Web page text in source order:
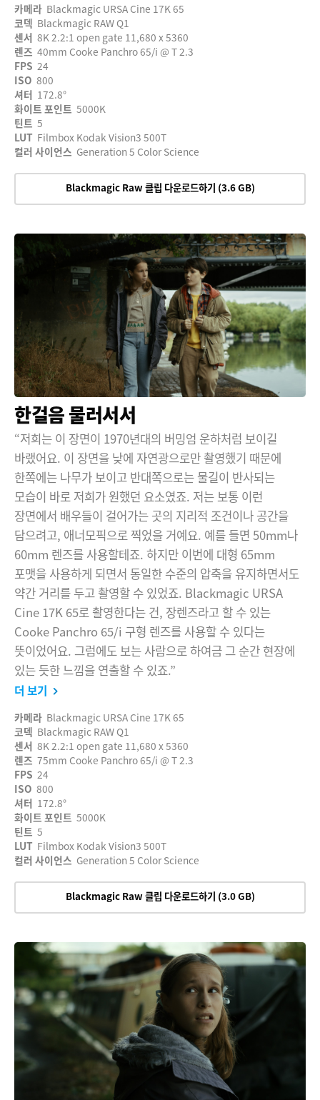
카메라 Blackmagic URSA Cine 17K 65
코덱 Blackmagic RAW Q1
센서 8K 2.2:1 open gate 11,680 x 5360
렌즈 40mm Cooke Panchro 65/i @ T 2.3
FPS 24
ISO 800
셔터 172.8°
화이트 포인트 5000K
틴트 5
LUT Filmbox Kodak Vision3 500T
컬러 사이언스 Generation 5 Color Science
Blackmagic Raw 클립 다운로드하기 (3.6 GB)
한걸음 물러서서
“저희는 이 장면이 1970년대의 버밍엄 운하처럼 보이길
바랬어요. 이 장면을 낮에 자연광으로만 촬영했기 때문에
한쪽에는 나무가 보이고 반대쪽으로는 물길이 반사되는
모습이 바로 저희가 원했던 요소였죠. 저는 보통 이런
장면에서 배우들이 걸어가는 곳의 지리적 조건이나 공간을
담으려고, 애너모픽으로 찍었을 거예요. 예를 들면 50mm나
60mm 렌즈를 사용할테죠. 하지만 이번에 대형 65mm
포맷을 사용하게 되면서 동일한 수준의 압축을 유지하면서도
약간 거리를 두고 촬영할 수 있었죠. Blackmagic URSA
Cine 17K 65로 촬영한다는 건, 장렌즈라고 할 수 있는
Cooke Panchro 65/i 구형 렌즈를 사용할 수 있다는
뜻이었어요. 그럼에도 보는 사람으로 하여금 그 순간 현장에
있는 듯한 느낌을 연출할 수 있죠.”
더 보기
카메라 Blackmagic URSA Cine 17K 65
코덱 Blackmagic RAW Q1
센서 8K 2.2:1 open gate 11,680 x 5360
렌즈 75mm Cooke Panchro 65/i @ T 2.3
FPS 24
ISO 800
셔터 172.8°
화이트 포인트 5000K
틴트 5
LUT Filmbox Kodak Vision3 500T
컬러 사이언스 Generation 5 Color Science
Blackmagic Raw 클립 다운로드하기 (3.0 GB)